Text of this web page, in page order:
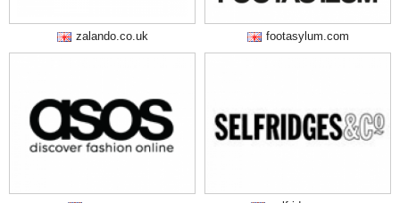
zalando.co.uk footasylum.com